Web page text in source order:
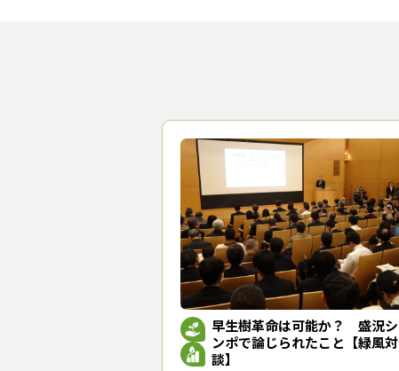
早生樹革命は可能か？ 盛況シ
ンポで論じられたこと【緑風対
談】